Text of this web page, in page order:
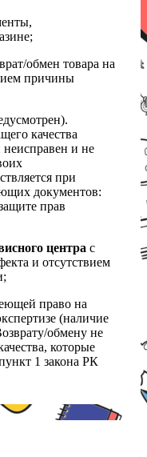
обмен товара на
причины
качества
неисправен и не
при
документов:
прав
центра с
и отсутствием
право на
(наличие
обмену не
которые
1 закона РК